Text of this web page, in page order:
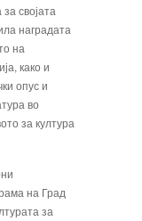
својата
наградата
на
како и
опус и
во
за култура
на Град
за